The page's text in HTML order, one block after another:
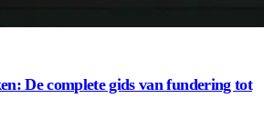
De complete gids van fundering tot